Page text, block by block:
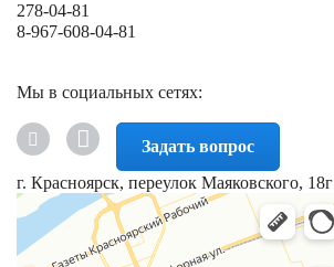
278-04-81
8-967-608-04-81
Мы в социальных сетях:
Задать вопрос
г. Красноярск, переулок Маяковского, 18г